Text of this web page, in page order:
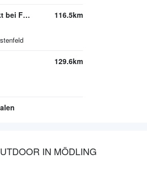
Gigasport Altenmarkt bei Fürstenfeld 116.5km
129.6km
IN MÖDLING